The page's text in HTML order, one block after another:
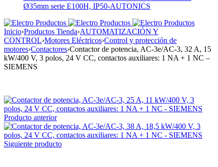
Ø35mm serie E100H, IP50-AUTONICS
Inicio›Productos Tienda›AUTOMATIZACIÓN Y
CONTROL›Motores Eléctricos›Control y protección de
motores›Contactores›Contactor de potencia, AC-3e/AC-3, 32 A, 15
kW/400 V, 3 polos, 24 V CC, contactos auxiliares: 1 NA + 1 NC –
SIEMENS
Producto anterior
Siguiente producto